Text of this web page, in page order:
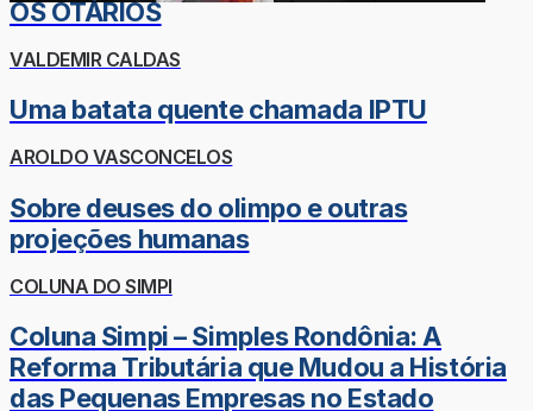
OS OTÁRIOS
VALDEMIR CALDAS
Uma batata quente chamada IPTU
AROLDO VASCONCELOS
Sobre deuses do olimpo e outras
projeções humanas
COLUNA DO SIMPI
Coluna Simpi – Simples Rondônia: A
Reforma Tributária que Mudou a História
das Pequenas Empresas no Estado